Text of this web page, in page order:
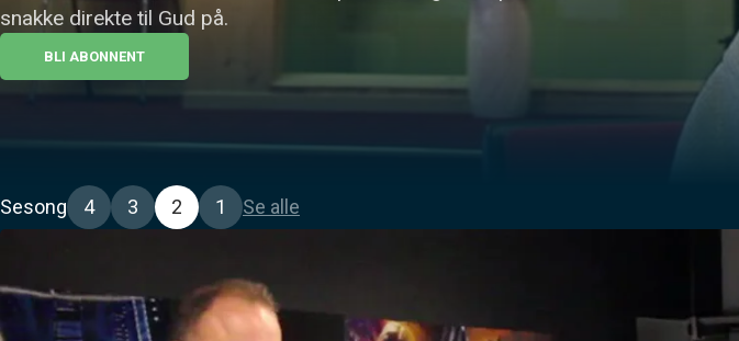
snakke direkte til Gud på.
BLI ABONNENT
Sesong 4 3 2 1 Se alle